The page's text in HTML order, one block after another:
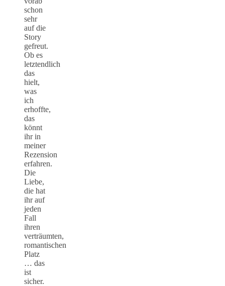
schon
sehr
auf die
Story
gefreut.
Ob es
letztendlich
das
hielt,
was
ich
erhoffte,
das
könnt
ihr in
meiner
Rezension
erfahren.
Die
Liebe,
die hat
ihr auf
jeden
Fall
ihren
verträumten,
romantischen
Platz
… das
ist
sicher.